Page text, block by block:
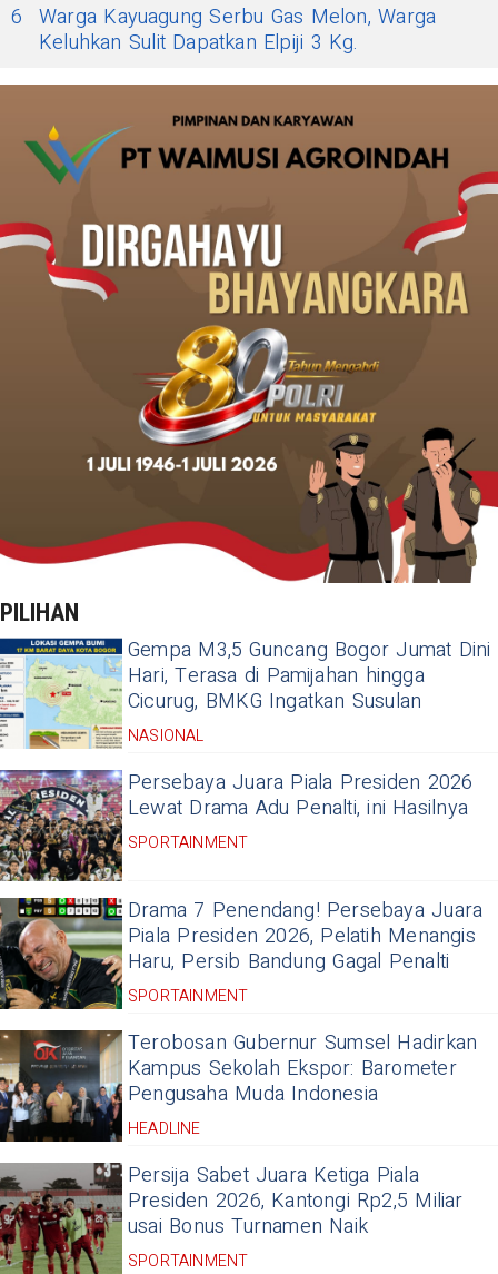
6 Warga Kayuagung Serbu Gas Melon, Warga
Keluhkan Sulit Dapatkan Elpiji 3 Kg.
PILIHAN
Gempa M3,5 Guncang Bogor Jumat Dini
Hari, Terasa di Pamijahan hingga
Cicurug, BMKG Ingatkan Susulan
NASIONAL
Persebaya Juara Piala Presiden 2026
Lewat Drama Adu Penalti, ini Hasilnya
SPORTAINMENT
Drama 7 Penendang! Persebaya Juara
Piala Presiden 2026, Pelatih Menangis
Haru, Persib Bandung Gagal Penalti
SPORTAINMENT
Terobosan Gubernur Sumsel Hadirkan
Kampus Sekolah Ekspor: Barometer
Pengusaha Muda Indonesia
HEADLINE
Persija Sabet Juara Ketiga Piala
Presiden 2026, Kantongi Rp2,5 Miliar
usai Bonus Turnamen Naik
SPORTAINMENT